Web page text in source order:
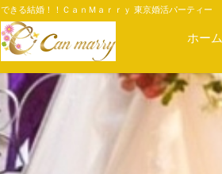
できる結婚！！ＣａｎＭａｒｒｙ 東京婚活パーティー
ホーム